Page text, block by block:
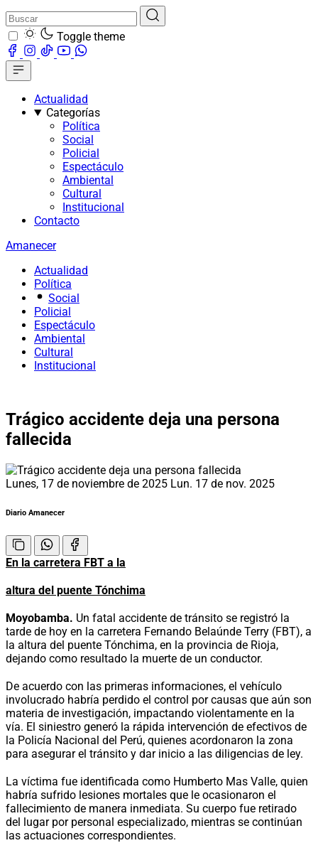
Toggle theme
Actualidad
Categorías
Política
Social
Policial
Espectáculo
Ambiental
Cultural
Institucional
Contacto
Amanecer
Actualidad
Política
Social
Policial
Espectáculo
Ambiental
Cultural
Institucional
Trágico accidente deja una persona
fallecida
Lunes, 17 de noviembre de 2025 Lun. 17 de nov. 2025
Diario Amanecer
En la carretera FBT a la
altura del puente Tónchima
Moyobamba. Un fatal accidente de tránsito se registró la
tarde de hoy en la carretera Fernando Belaúnde Terry (FBT), a
la altura del puente Tónchima, en la provincia de Rioja,
dejando como resultado la muerte de un conductor.
De acuerdo con las primeras informaciones, el vehículo
involucrado habría perdido el control por causas que aún son
materia de investigación, impactando violentamente en la
vía. El siniestro generó la rápida intervención de efectivos de
la Policía Nacional del Perú, quienes acordonaron la zona
para asegurar el tránsito y dar inicio a las diligencias de ley.
La víctima fue identificada como Humberto Mas Valle, quien
habría sufrido lesiones mortales que le ocasionaron el
fallecimiento de manera inmediata. Su cuerpo fue retirado
del lugar por personal especializado, mientras se continúan
las actuaciones correspondientes.